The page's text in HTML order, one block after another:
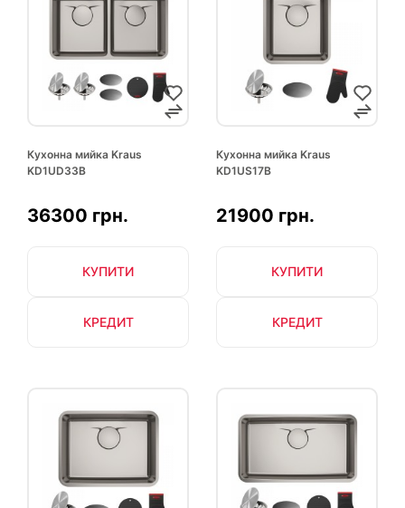
Кухонна мийка Kraus
KD1UD33B
36300 грн.
КУПИТИ
КРЕДИТ
Кухонна мийка Kraus
KD1US17B
21900 грн.
КУПИТИ
КРЕДИТ